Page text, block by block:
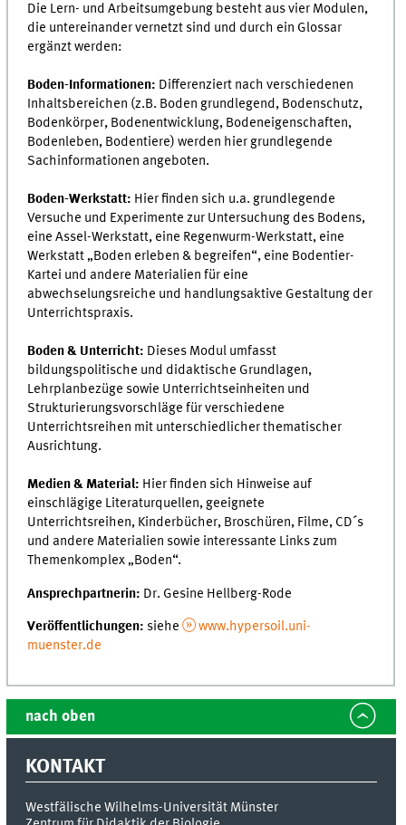
Die Lern- und Arbeitsumgebung besteht aus vier Modulen,
die untereinander vernetzt sind und durch ein Glossar
ergänzt werden:
Boden-Informationen: Differenziert nach verschiedenen
Inhaltsbereichen (z.B. Boden grundlegend, Bodenschutz,
Bodenkörper, Bodenentwicklung, Bodeneigenschaften,
Bodenleben, Bodentiere) werden hier grundlegende
Sachinformationen angeboten.
Boden-Werkstatt: Hier finden sich u.a. grundlegende
Versuche und Experimente zur Untersuchung des Bodens,
eine Assel-Werkstatt, eine Regenwurm-Werkstatt, eine
Werkstatt „Boden erleben & begreifen“, eine Bodentier-
Kartei und andere Materialien für eine
abwechselungsreiche und handlungsaktive Gestaltung der
Unterrichtspraxis.
Boden & Unterricht: Dieses Modul umfasst
bildungspolitische und didaktische Grundlagen,
Lehrplanbezüge sowie Unterrichtseinheiten und
Strukturierungsvorschläge für verschiedene
Unterrichtsreihen mit unterschiedlicher thematischer
Ausrichtung.
Medien & Material: Hier finden sich Hinweise auf
einschlägige Literaturquellen, geeignete
Unterrichtsreihen, Kinderbücher, Broschüren, Filme, CD´s
und andere Materialien sowie interessante Links zum
Themenkomplex „Boden“.
Ansprechpartnerin: Dr. Gesine Hellberg-Rode
Veröffentlichungen: siehe
www.hypersoil.uni-
muenster.de
nach oben
KONTAKT
Westfälische Wilhelms-Universität Münster